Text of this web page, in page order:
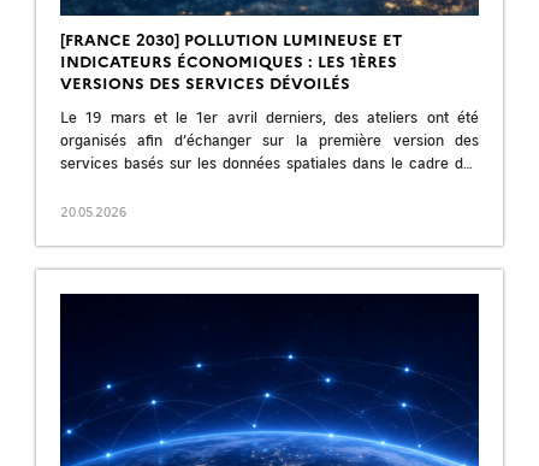
[FRANCE 2030] POLLUTION LUMINEUSE ET
INDICATEURS ÉCONOMIQUES : LES 1ÈRES
VERSIONS DES SERVICES DÉVOILÉS
Le 19 mars et le 1er avril derniers, des ateliers ont été
organisés afin d’échanger sur la première version des
services basés sur les données spatiales dans le cadre des
20.05.2026